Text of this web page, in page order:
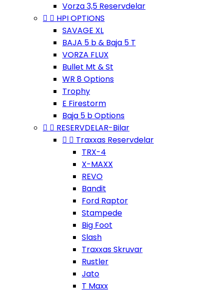
Vorza 3,5 Reservdelar
  HPI OPTIONS
SAVAGE XL
BAJA 5 b & Baja 5 T
VORZA FLUX
Bullet Mt & St
WR 8 Options
Trophy
E Firestorm
Baja 5 b Options
  RESERVDELAR-Bilar
  Traxxas Reservdelar
TRX-4
X-MAXX
REVO
Bandit
Ford Raptor
Stampede
Big Foot
Slash
Traxxas Skruvar
Rustler
Jato
T Maxx